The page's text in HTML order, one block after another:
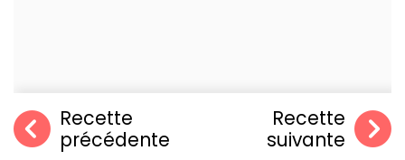
Recette
précédente
Recette
suivante